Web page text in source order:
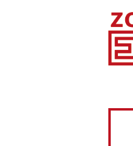
Saltar